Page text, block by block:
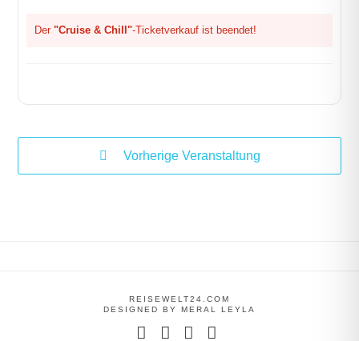
Der"Cruise & Chill"-Ticketverkauf ist beendet!
Vorherige Veranstaltung
REISEWELT24.COM
DESIGNED BY MERAL LEYLA